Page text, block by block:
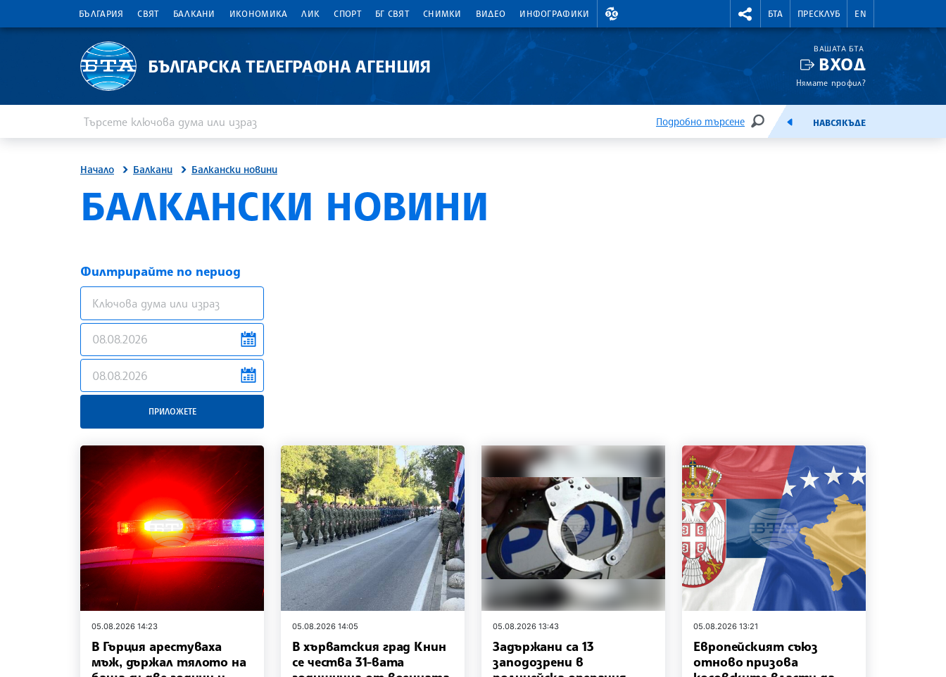
БЪЛГАРИЯ СВЯТ БАЛКАНИ ИКОНОМИКА ЛИК СПОРТ БГ СВЯТ СНИМКИ ВИДЕО ИНФОГРАФИКИ
ВАЛУТНИ КУРСОВЕ RIGHTMENU.SOCIAL
БТА ПРЕСКЛУБ EN
БЪЛГАРСКА ТЕЛЕГРАФНА АГЕНЦИЯ
ВАШАТА БТА
ВХОД
Нямате профил?
Подробно търсене
ТЪРСЕНЕЕМИСИЯНАВСЯКЪДЕ
Начало Балкани Балкански новини
БАЛКАНСКИ НОВИНИ
Филтрирайте по период
news.filter.from
news.filter.to
ПРИЛОЖЕТЕ
05.08.2026 14:23
В Гърция арестуваха
мъж, държал тялото на
05.08.2026 14:05
В хърватския град Книн
се чества 31-вата
05.08.2026 13:43
Задържани са 13
заподозрени в
05.08.2026 13:21
Европейският съюз
отново призова